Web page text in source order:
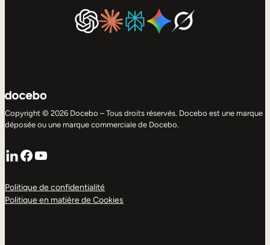
Copyright © 2026 Docebo – Tous droits réservés. Docebo est une marque
déposée ou une marque commerciale de Docebo.
LinkedIn
Facebook
YouTube
Politique de confidentialité
Politique en matière de Cookies